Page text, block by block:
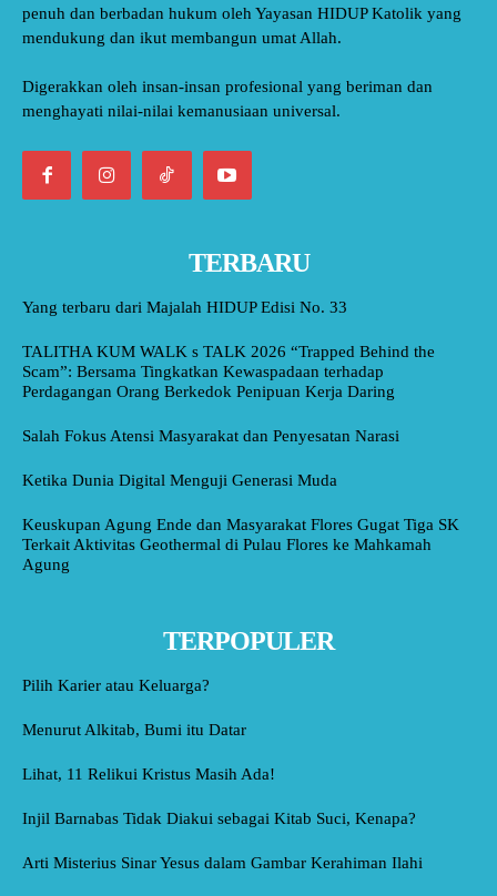
penuh dan berbadan hukum oleh Yayasan HIDUP Katolik yang
mendukung dan ikut membangun umat Allah.
Digerakkan oleh insan-insan profesional yang beriman dan
menghayati nilai-nilai kemanusiaan universal.
TERBARU
Yang terbaru dari Majalah HIDUP Edisi No. 33
TALITHA KUM WALK s TALK 2026 “Trapped Behind the
Scam”: Bersama Tingkatkan Kewaspadaan terhadap
Perdagangan Orang Berkedok Penipuan Kerja Daring
Salah Fokus Atensi Masyarakat dan Penyesatan Narasi
Ketika Dunia Digital Menguji Generasi Muda
Keuskupan Agung Ende dan Masyarakat Flores Gugat Tiga SK
Terkait Aktivitas Geothermal di Pulau Flores ke Mahkamah
Agung
TERPOPULER
Pilih Karier atau Keluarga?
Menurut Alkitab, Bumi itu Datar
Lihat, 11 Relikui Kristus Masih Ada!
Injil Barnabas Tidak Diakui sebagai Kitab Suci, Kenapa?
Arti Misterius Sinar Yesus dalam Gambar Kerahiman Ilahi